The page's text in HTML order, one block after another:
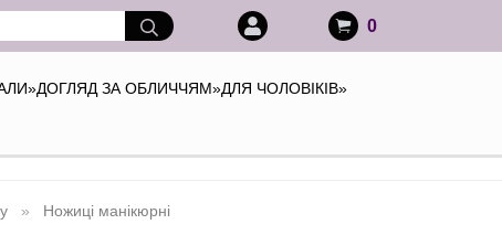
0
»ДОГЛЯД ЗА ОБЛИЧЧЯМ»ДЛЯ ЧОЛОВІКІВ»
Ножиці манікюрні